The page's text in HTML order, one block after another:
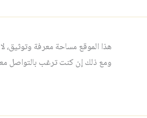
هذا الموقع مساحة معرفة وتوثيق،
ومع ذلك إن كنت ترغب بالتواصل